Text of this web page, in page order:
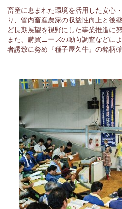
畜産に恵まれた環境を活用した安心
り、管内畜産農家の収益性向上と後
ど長期展望を視野にした事業推進に努
また、購買ニーズの動向調査などに
者誘致に努め『種子屋久牛』の銘柄
サイトマップ
個人情報保護方針
HOME
JAねっとバンク（法人）
JADDO